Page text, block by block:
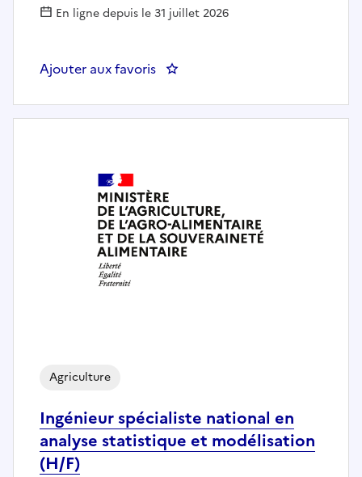
En ligne depuis le 31 juillet 2026
Ajouter aux favoris : Ingénieur spécialiste national
Ingénieur spécialiste national en
analyse statistique et modélisation
(H/F)
Agriculture